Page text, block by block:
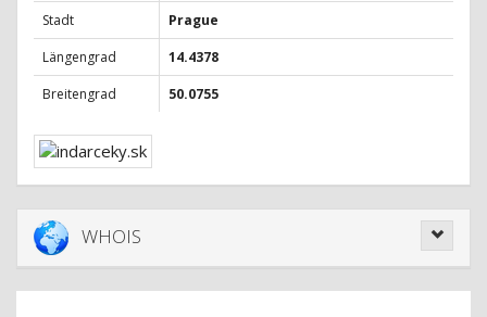
Stadt
Prague
Längengrad
14.4378
Breitengrad
50.0755
WHOIS